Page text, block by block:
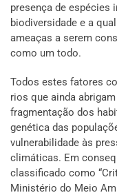
presença de espécies
biodiversidade e a
ameaças a serem
como um todo.
Todos estes fatores
rios que ainda
fragmentação dos
genética das
vulnerabilidade às
climáticas. Em
classificado como
Ministério do Meio